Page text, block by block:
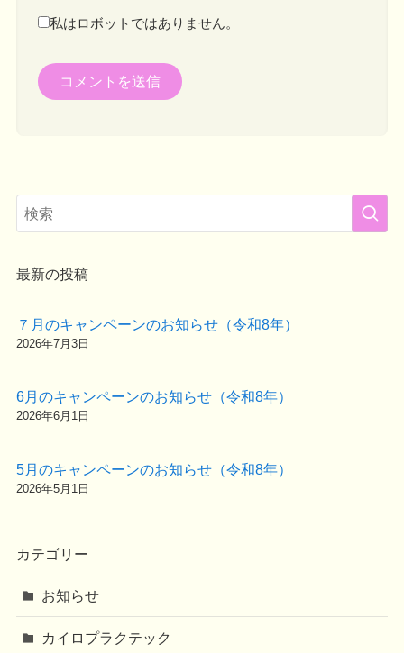
私はロボットではありません。
最新の投稿
７月のキャンペーンのお知らせ（令和8年）
2026年7月3日
6月のキャンペーンのお知らせ（令和8年）
2026年6月1日
5月のキャンペーンのお知らせ（令和8年）
2026年5月1日
カテゴリー
お知らせ
カイロプラクテック